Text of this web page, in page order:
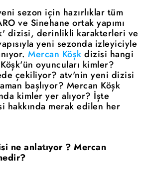
sezon için hazırlıklar tüm
ve Sinehane ortak yapımı
dizisi, derinlikli karakterleri ve
yeni sezonda izleyiciyle
Mercan Köşk dizisi hangi
oyuncuları kimler?
çekiliyor? atv'nin yeni dizisi
başlıyor? Mercan Köşk
kimler yer alıyor? İşte
hakkında merak edilen her
ne anlatıyor ? Mercan